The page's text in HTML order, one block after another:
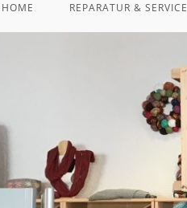
HOME REPARATUR & SERVICE